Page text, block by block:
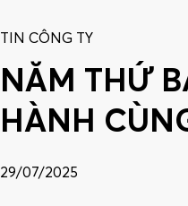
TIN CÔNG TY
NĂM THỨ
HÀNH
29/07/2025